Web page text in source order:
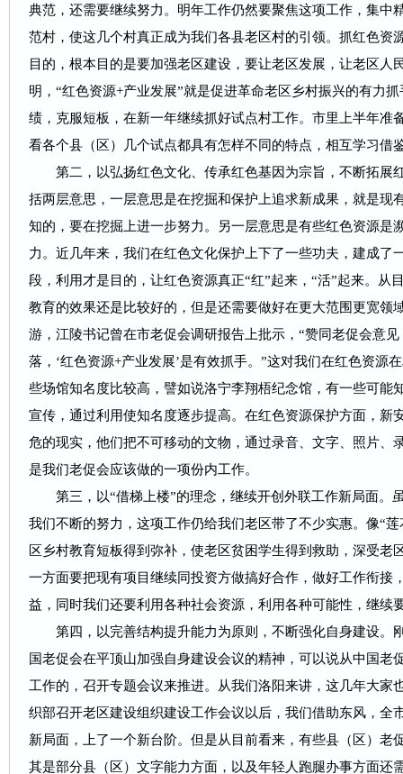
典范，还需要继续努力。明年工作仍然要聚焦这项工作，集中
范村，使这几个村真正成为我们各县老区村的引领。抓红色资
目的，根本目的是要加强老区建设，要让老区发展，让老区人
明，“红色资源+产业发展”就是促进革命老区乡村振兴的有力
绩，克服短板，在新一年继续抓好试点村工作。市里上半年准
看各个县（区）几个试点都具有怎样不同的特点，相互学习借
第二，以弘扬红色文化、传承红色基因为宗旨，不断拓展
括两层意思，一层意思是在挖掘和保护上追求新成果，就是现
知的，要在挖掘上进一步努力。另一层意思是有些红色资源是
力。近几年来，我们在红色文化保护上下了一些功夫，建成了
段，利用才是目的，让红色资源真正“红”起来，“活”起来。从
教育的效果还是比较好的，但是还需要做好在更大范围更宽领
游，江陵书记曾在市老促会调研报告上批示，“赞同老促会意
落，‘红色资源+产业发展’是有效抓手。”这对我们在红色资源
些场馆知名度比较高，譬如说洛宁李翔梧纪念馆，有一些可能
宣传，通过利用使知名度逐步提高。在红色资源保护方面，新
危的现实，他们把不可移动的文物，通过录音、文字、照片、
是我们老促会应该做的一项份内工作。
第三，以“借梯上楼”的理念，继续开创外联工作新局面。
我们不断的努力，这项工作仍给我们老区带了不少实惠。像“
区乡村教育短板得到弥补，使老区贫困学生得到救助，深受老
一方面要把现有项目继续同投资方做搞好合作，做好工作衔接
益，同时我们还要利用各种社会资源，利用各种可能性，继续
第四，以完善结构提升能力为原则，不断强化自身建设。
国老促会在平顶山加强自身建设会议的精神，可以说从中国老
工作的，召开专题会议来推进。从我们洛阳来讲，这几年大家
织部召开老区建设组织建设工作会议以后，我们借助东风，全
新局面，上了一个新台阶。但是从目前看来，有些县（区）老
其是部分县（区）文字能力方面，以及年轻人跑腿办事方面还